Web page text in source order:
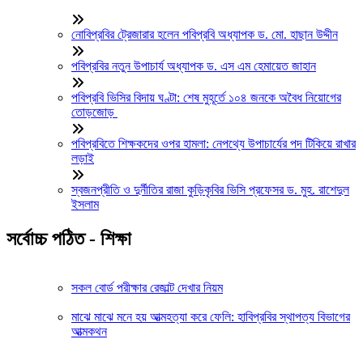
নোবিপ্রবির ট্রেজারার হলেন পবিপ্রবি অধ্যাপক ড. মো. হাছান উদ্দীন
পবিপ্রবির নতুন উপাচার্য অধ্যাপক ড. এস এম হেমায়েত জাহান
পবিপ্রবি ভিসির বিদায় ঘণ্টা: শেষ মুহূর্তে ১০৪ জনকে অবৈধ নিয়োগের
তোড়জোড়
পবিপ্রবিতে শিক্ষকদের ওপর হামলা: নেপথ্যে উপাচার্যের পদ টিকিয়ে রাখার
লড়াই
স্বজনপ্রীতি ও দুর্নীতির রাজা কুড়িকৃবির ভিসি প্রফেসর ড. মুহ. রাশেদুল
ইসলাম
সর্বোচ্চ পঠিত - শিক্ষা
সকল বোর্ড পরীক্ষার রেজাল্ট দেখার নিয়ম
মাঝে মাঝে মনে হয় আত্মহত্যা করে ফেলি: হাবিপ্রবির স্থাপত্য বিভাগের
আত্মকথন